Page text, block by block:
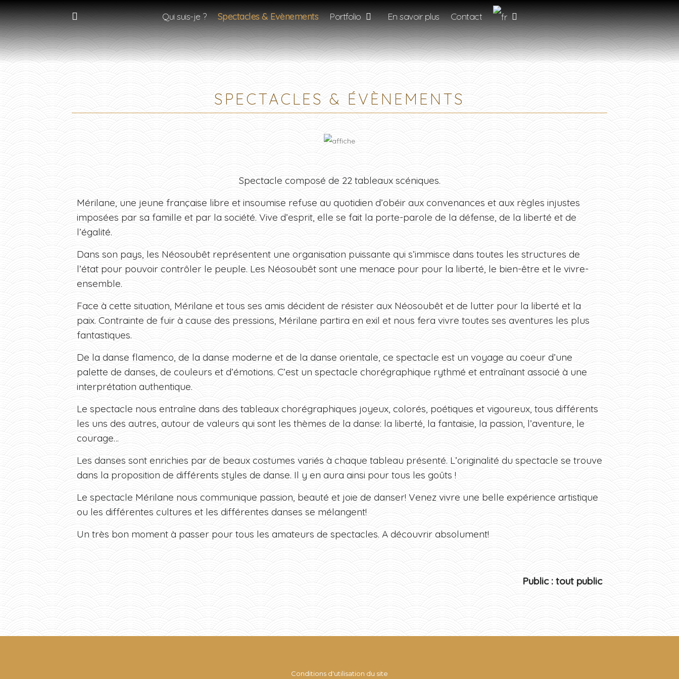
Qui suis-je ? Spectacles & Evènements Portfolio En savoir plus Contact
SPECTACLES & ÉVÈNEMENTS
Spectacle composé de 22 tableaux scéniques.
Mérilane, une jeune française libre et insoumise refuse au quotidien d’obéir aux convenances et aux règles injustes
imposées par sa famille et par la société. Vive d’esprit, elle se fait la porte-parole de la défense, de la liberté et de
l’égalité.
Dans son pays, les Néosoubêt représentent une organisation puissante qui s’immisce dans toutes les structures de
l’état pour pouvoir contrôler le peuple. Les Néosoubêt sont une menace pour pour la liberté, le bien-être et le vivre-
ensemble.
Face à cette situation, Mérilane et tous ses amis décident de résister aux Néosoubêt et de lutter pour la liberté et la
paix. Contrainte de fuir à cause des pressions, Mérilane partira en exil et nous fera vivre toutes ses aventures les plus
fantastiques.
De la danse flamenco, de la danse moderne et de la danse orientale, ce spectacle est un voyage au coeur d’une
palette de danses, de couleurs et d’émotions. C’est un spectacle chorégraphique rythmé et entraînant associé à une
interprétation authentique.
Le spectacle nous entraîne dans des tableaux chorégraphiques joyeux, colorés, poétiques et vigoureux, tous différents
les uns des autres, autour de valeurs qui sont les thèmes de la danse: la liberté, la fantaisie, la passion, l’aventure, le
courage…
Les danses sont enrichies par de beaux costumes variés à chaque tableau présenté. L’originalité du spectacle se trouve
dans la proposition de différents styles de danse. Il y en aura ainsi pour tous les goûts !
Le spectacle Mérilane nous communique passion, beauté et joie de danser! Venez vivre une belle expérience artistique
ou les différentes cultures et les différentes danses se mélangent!
Un très bon moment à passer pour tous les amateurs de spectacles. A découvrir absolument!
Public : tout public
Conditions d'utilisation du site